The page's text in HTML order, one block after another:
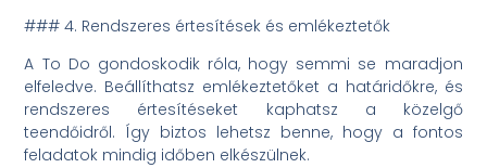
### 4. Rendszeres értesítések és emlékeztetők
A To Do gondoskodik róla, hogy semmi se maradjon
elfeledve. Beállíthatsz emlékeztetőket a határidőkre, és
rendszeres értesítéseket kaphatsz a közelgő
teendőidről. Így biztos lehetsz benne, hogy a fontos
feladatok mindig időben elkészülnek.